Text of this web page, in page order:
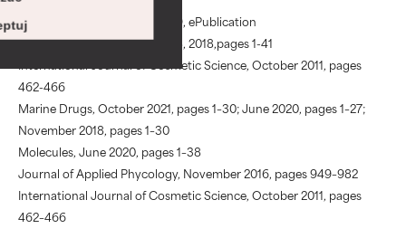
Marine Drugs, December 2019, ePublication
Cosmetics, Volume 5, Issue 68, 2018,pages 1-41
International Journal of Cosmetic Science, October 2011, pages
462-466
Marine Drugs, October 2021, pages 1–30; June 2020, pages 1–27;
November 2018, pages 1–30
Molecules, June 2020, pages 1–38
Journal of Applied Phycology, November 2016, pages 949–982
International Journal of Cosmetic Science, October 2011, pages
462–466
podrażnienia. Ryzyko wzrasta w
połączeniu z innymi
problematycznymi składnikami.
WORST
Może powodować
podrażnienie, stan zapalny,
suchość itp. Może przynosić
korzyści w niektórych
podrażnienia. Ryzyko wzrasta w
połączeniu z innymi
problematycznymi składnikami.
WORST
Może powodować
podrażnienie, stan zapalny,
suchość itp. Może przynosić
korzyści w niektórych